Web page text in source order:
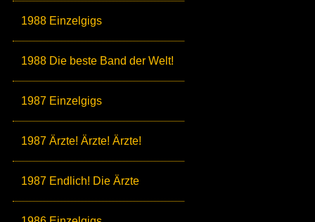
1988 Einzelgigs
1988 Die beste Band der Welt!
1987 Einzelgigs
1987 Ärzte! Ärzte! Ärzte!
1987 Endlich! Die Ärzte